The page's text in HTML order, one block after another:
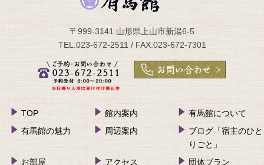
〒999-3141 山形県上山市新湯6-5
TEL:023-672-2511 / FAX:023-672-7301
TOP 館内案内
有馬館について
有馬館の魅力
周辺案内
ブログ「宿主のひと
りごと」
お部屋
アクセス 団体プラン